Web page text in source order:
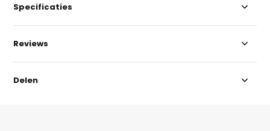
Specificaties
Reviews
Delen